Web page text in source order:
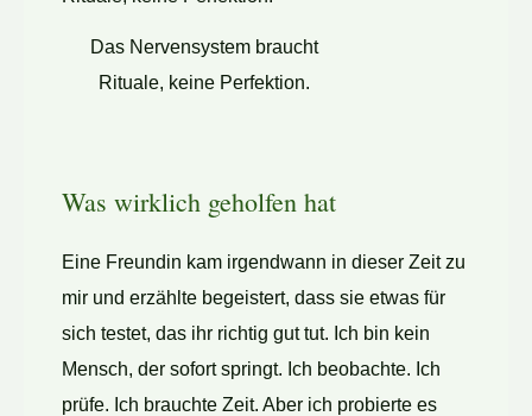
Das Nervensystem braucht
Rituale, keine Perfektion.
Was wirklich geholfen hat
Eine Freundin kam irgendwann in dieser Zeit zu
mir und erzählte begeistert, dass sie etwas für
sich testet, das ihr richtig gut tut. Ich bin kein
Mensch, der sofort springt. Ich beobachte. Ich
prüfe. Ich brauchte Zeit. Aber ich probierte es